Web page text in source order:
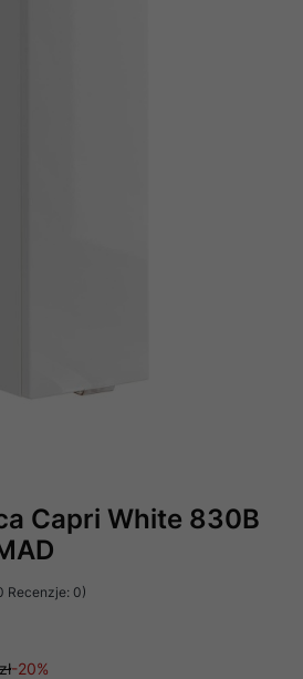
Capri White 830B
Recenzje: 0)
-20%